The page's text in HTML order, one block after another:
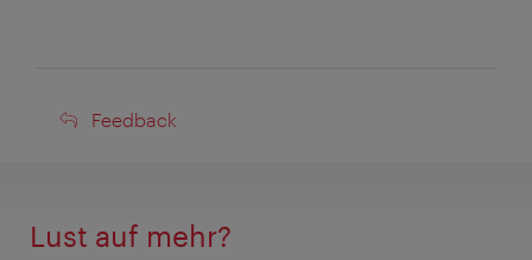
Feedback
Feedback
Lust auf mehr?